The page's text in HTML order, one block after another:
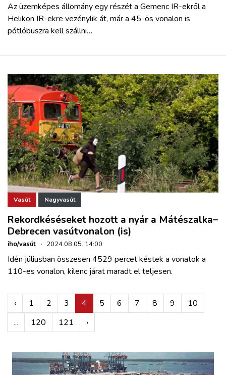
Az üzemképes állomány egy részét a Gemenc IR-ekről a
Helikon IR-ekre vezénylik át, már a 45-ös vonalon is
pótlóbuszra kell szállni…
Vasút Nagyvasút
Rekordkéséseket hozott a nyár a Mátészalka–
Debrecen vasútvonalon (is)
iho/vasút · 2024.08.05. 14:00
Idén júliusban összesen 4529 percet késtek a vonatok a
110-es vonalon, kilenc járat maradt el teljesen.
‹ 1 2 3 4 5 6 7 8 9
10
...
120 121 ›